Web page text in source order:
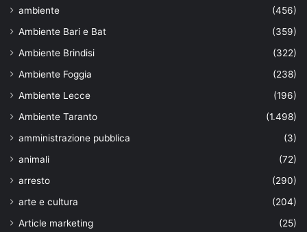
ambiente
(456)
Ambiente Bari e Bat
(359)
Ambiente Brindisi
(322)
Ambiente Foggia
(238)
Ambiente Lecce
(196)
Ambiente Taranto
(1.498)
amministrazione pubblica
(3)
animali
(72)
arresto
(290)
arte e cultura
(204)
Article marketing
(25)